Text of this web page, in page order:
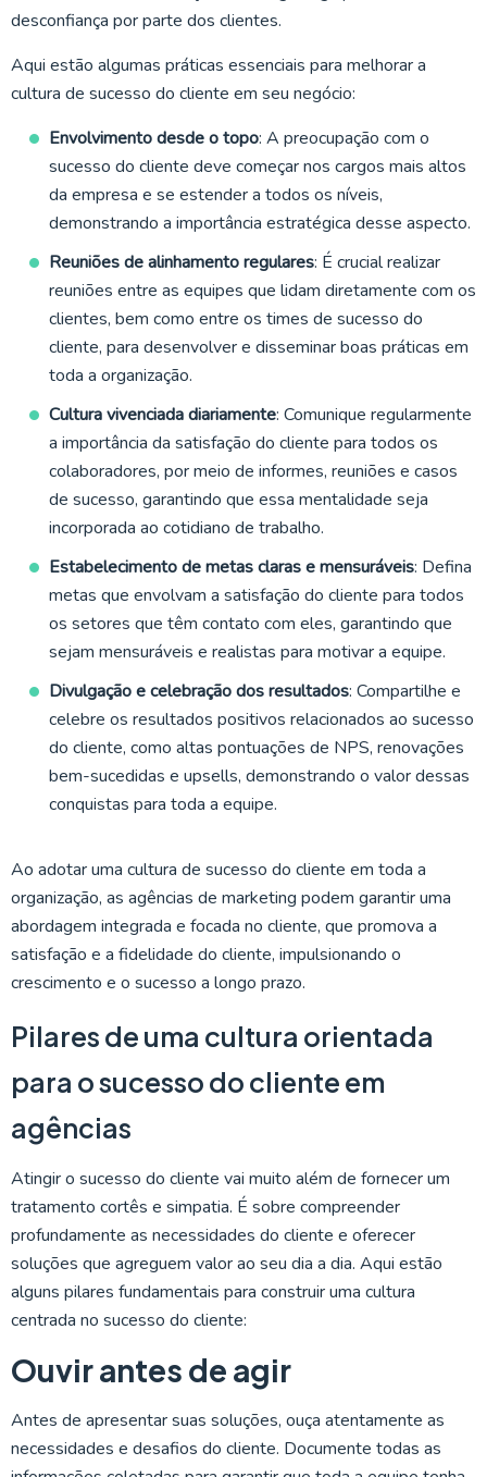
desconfiança por parte dos clientes.
Aqui estão algumas práticas essenciais para melhorar a
cultura de sucesso do cliente em seu negócio:
Envolvimento desde o topo: A preocupação com o
sucesso do cliente deve começar nos cargos mais altos
da empresa e se estender a todos os níveis,
demonstrando a importância estratégica desse aspecto.
Reuniões de alinhamento regulares: É crucial realizar
reuniões entre as equipes que lidam diretamente com os
clientes, bem como entre os times de sucesso do
cliente, para desenvolver e disseminar boas práticas em
toda a organização.
Cultura vivenciada diariamente: Comunique regularmente
a importância da satisfação do cliente para todos os
colaboradores, por meio de informes, reuniões e casos
de sucesso, garantindo que essa mentalidade seja
incorporada ao cotidiano de trabalho.
Estabelecimento de metas claras e mensuráveis: Defina
metas que envolvam a satisfação do cliente para todos
os setores que têm contato com eles, garantindo que
sejam mensuráveis e realistas para motivar a equipe.
Divulgação e celebração dos resultados: Compartilhe e
celebre os resultados positivos relacionados ao sucesso
do cliente, como altas pontuações de NPS, renovações
bem-sucedidas e upsells, demonstrando o valor dessas
conquistas para toda a equipe.
Ao adotar uma cultura de sucesso do cliente em toda a
organização, as agências de marketing podem garantir uma
abordagem integrada e focada no cliente, que promova a
satisfação e a fidelidade do cliente, impulsionando o
crescimento e o sucesso a longo prazo.
Pilares de uma cultura orientada
para o sucesso do cliente em
agências
Atingir o sucesso do cliente vai muito além de fornecer um
tratamento cortês e simpatia. É sobre compreender
profundamente as necessidades do cliente e oferecer
soluções que agreguem valor ao seu dia a dia. Aqui estão
alguns pilares fundamentais para construir uma cultura
centrada no sucesso do cliente:
Ouvir antes de agir
Antes de apresentar suas soluções, ouça atentamente as
necessidades e desafios do cliente. Documente todas as